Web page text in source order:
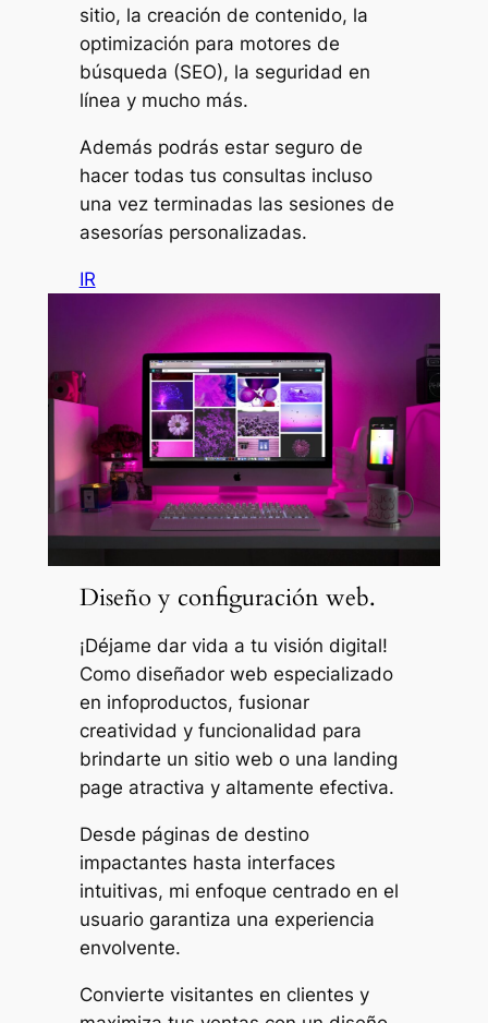
sitio, la creación de contenido, la
optimización para motores de
búsqueda (SEO), la seguridad en
línea y mucho más.
Además podrás estar seguro de
hacer todas tus consultas incluso
una vez terminadas las sesiones de
asesorías personalizadas.
IR
Diseño y configuración web.
¡Déjame dar vida a tu visión digital!
Como diseñador web especializado
en infoproductos, fusionar
creatividad y funcionalidad para
brindarte un sitio web o una landing
page atractiva y altamente efectiva.
Desde páginas de destino
impactantes hasta interfaces
intuitivas, mi enfoque centrado en el
usuario garantiza una experiencia
envolvente.
Convierte visitantes en clientes y